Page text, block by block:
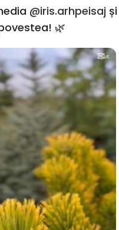
@iris.arhpeisaj și
🌿